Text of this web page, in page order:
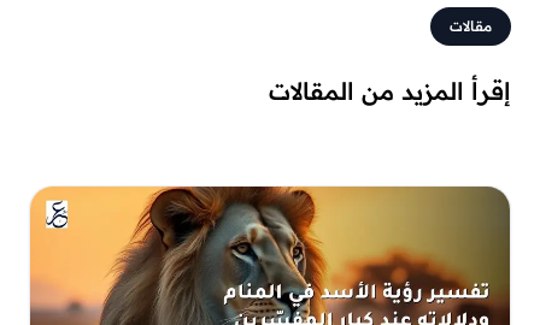
مقالات
إقرأ المزيد من المقالات